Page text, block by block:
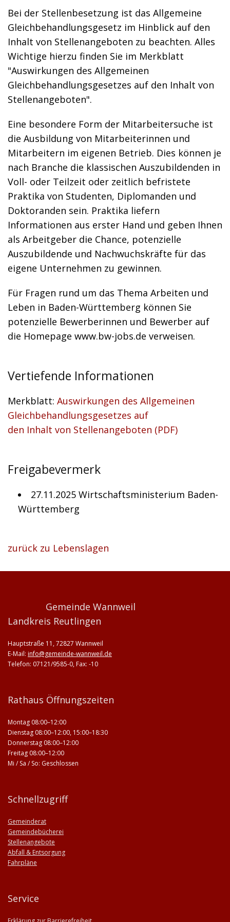
Bei der Stellenbesetzung ist das Allgemeine
Gleichbehandlungsgesetz im Hinblick auf den
Inhalt von Stellenangeboten zu beachten. Alles
Wichtige hierzu finden Sie im Merkblatt
"Auswirkungen des Allgemeinen
Gleichbehandlungsgesetzes auf den Inhalt von
Stellenangeboten".
Eine besondere Form der Mitarbeitersuche ist
die Ausbildung von Mitarbeiterinnen und
Mitarbeitern im eigenen Betrieb. Dies können je
nach Branche die klassischen Auszubildenden in
Voll- oder Teilzeit oder zeitlich befristete
Praktika von Studenten, Diplomanden und
Doktoranden sein. Praktika liefern
Informationen aus erster Hand und geben Ihnen
als Arbeitgeber die Chance, potenzielle
Auszubildende und Nachwuchskräfte für das
eigene Unternehmen zu gewinnen.
Für Fragen rund um das Thema Arbeiten und
Leben in Baden-Württemberg können Sie
potenzielle Bewerberinnen und Bewerber auf
die Homepage www.bw-jobs.de verweisen.
Vertiefende Informationen
Merkblatt: Auswirkungen des Allgemeinen
Gleichbehandlungsgesetzes auf
den Inhalt von Stellenangeboten (PDF)
Freigabevermerk
27.11.2025 Wirtschaftsministerium Baden-
Württemberg
zurück zu Lebenslagen
Gemeinde Wannweil
Landkreis Reutlingen
Hauptstraße 11, 72827 Wannweil
E-Mail: info@gemeinde-wannweil.de
Telefon: 07121/9585-0, Fax: -10
Rathaus Öffnungszeiten
Montag 08:00–12:00
Dienstag 08:00–12:00, 15:00–18:30
Donnerstag 08:00–12:00
Freitag 08:00–12:00
Mi / Sa / So: Geschlossen
Schnellzugriff
Gemeinderat
Gemeindebücherei
Stellenangebote
Abfall & Entsorgung
Fahrpläne
Service